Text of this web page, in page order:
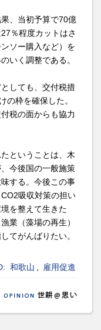
、当初予算で70億
％程度カットはさ
ソー購入など）を
いく調整である。
しても、交付税措
の枠を確保した。
税の面からも協力
ということは、木
今後国の一般施策
する。今後この事
吸収対策の担い
を整えて生きた
業（藻場の再生）
てがんばりたい。
和歌山 雇用促進